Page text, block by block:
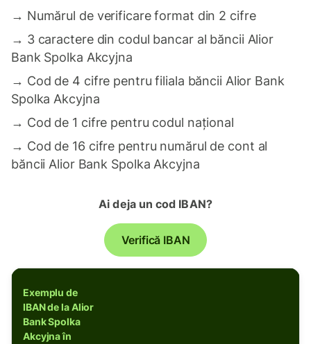
→ Numărul de verificare format din 2 cifre
→ 3 caractere din codul bancar al băncii Alior
Bank Spolka Akcyjna
→ Cod de 4 cifre pentru filiala băncii Alior Bank
Spolka Akcyjna
→ Cod de 1 cifre pentru codul național
→ Cod de 16 cifre pentru numărul de cont al
băncii Alior Bank Spolka Akcyjna
Ai deja un cod IBAN?
Verifică IBAN
Exemplu de
IBAN de la Alior
Bank Spolka
Akcyjna în